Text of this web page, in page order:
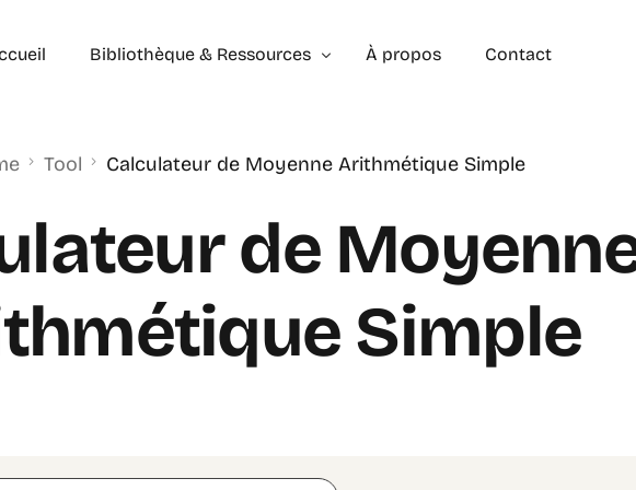
Bibliothèque & Ressources
Exercices Corrigés
À propos Contact
Tool Calculateur de Moyenne Arithmétique Simple
de
Simple